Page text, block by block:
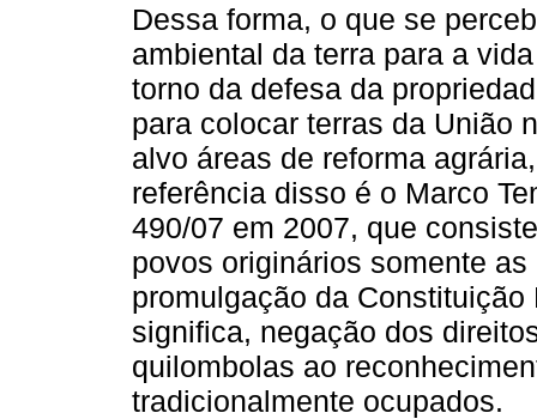
Dessa forma, o que se
ambiental da terra para a
torno da defesa da
para colocar terras da União
alvo áreas de reforma
referência disso é o Marco
490/07 em 2007, que
povos originários somente
promulgação da
significa, negação dos
quilombolas ao
tradicionalmente ocupados.